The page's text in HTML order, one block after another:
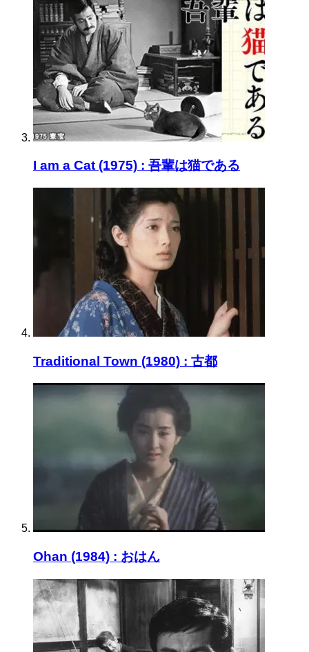
I am a Cat (1975) : 吾輩は猫である
Traditional Town (1980) : 古都
Ohan (1984) : おはん